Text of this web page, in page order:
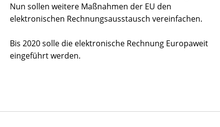
Nun sollen weitere Maßnahmen der EU den
elektronischen Rechnungsausstausch vereinfachen.
Bis 2020 solle die elektronische Rechnung Europaweit
eingeführt werden.